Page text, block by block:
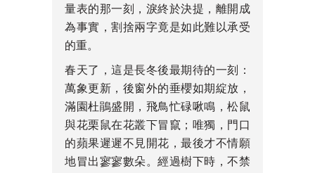
量表的那一刻，淚終於決提，離開成
為事實，割捨兩字竟是如此難以承受
的重。
春天了，這是長冬後最期待的一刻：
萬象更新，後窗外的垂櫻如期綻放，
滿園杜鵑盛開，飛鳥忙碌啾鳴，松鼠
與花栗鼠在花叢下冒竄；唯獨，門口
的蘋果遲遲不見開花，最後才不情願
地冒出寥寥數朵。經過樹下時，不禁